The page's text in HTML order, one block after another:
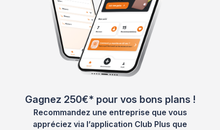
Gagnez 250€* pour vos bons plans !
Recommandez une entreprise que vous
appréciez via l’application Club Plus que